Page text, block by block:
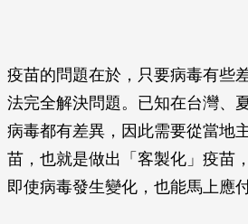
疫苗的問題在於，只要病毒有些
法完全解決問題。已知在台灣、
病毒都有差異，因此需要從當地
苗，也就是做出「客製化」疫苗
即使病毒發生變化，也能馬上應付